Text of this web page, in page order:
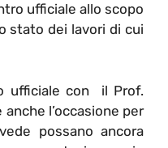
ufficiale allo scopo
stato dei lavori di cui
ufficiale con il Prof.
anche l’occasione per
possano ancora